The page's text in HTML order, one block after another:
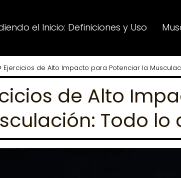
el Inicio: Definiciones y Uso
Ejercicios de Alto Impacto para Potenciar la
de Alto
Todo lo